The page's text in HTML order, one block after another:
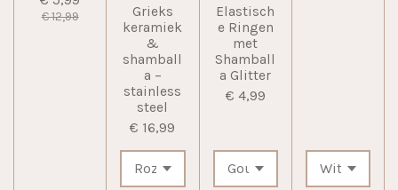
€ 12,99
Grieks
keramiek
&
shamball
a –
stainless
steel
€ 16,99
Elastisch
e Ringen
met
Shamball
a Glitter
€ 4,99